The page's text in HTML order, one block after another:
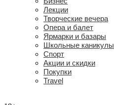
Лекции
Творческие вечера
Опера и балет
Ярмарки и базары
Школьные каникулы
Спорт
Акции и скидки
Покупки
Travel